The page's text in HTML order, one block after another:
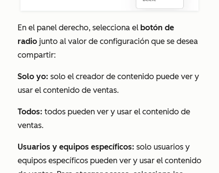
En el panel derecho, selecciona el botón de
radio junto al valor de configuración que se desea
compartir:
Solo yo: solo el creador de contenido puede ver y
usar el contenido de ventas.
Todos: todos pueden ver y usar el contenido de
ventas.
Usuarios y equipos específicos: solo usuarios y
equipos específicos pueden ver y usar el contenido